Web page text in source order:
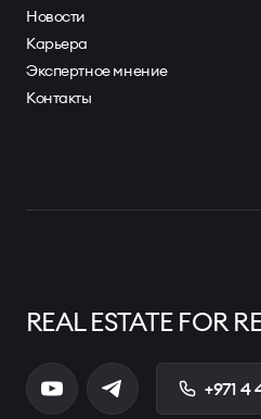
Новости
Карьера
Экспертное мнение
Контакты
REAL ESTATE FOR
+971 4